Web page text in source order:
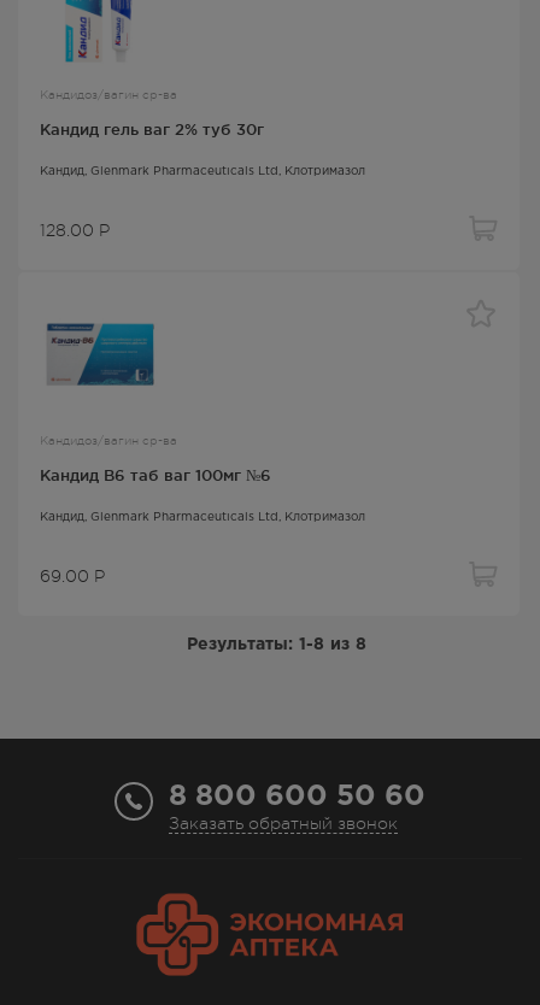
Кандидоз/вагин ср-ва
Кандид гель ваг 2% туб 30г
Кандид, Glenmark Pharmaceuticals Ltd, Клотримазол
128.00 Р
Кандидоз/вагин ср-ва
Кандид В6 таб ваг 100мг №6
Кандид, Glenmark Pharmaceuticals Ltd, Клотримазол
69.00 Р
Результаты: 1-8 из 8
8 800 600 50 60
Заказать обратный звонок